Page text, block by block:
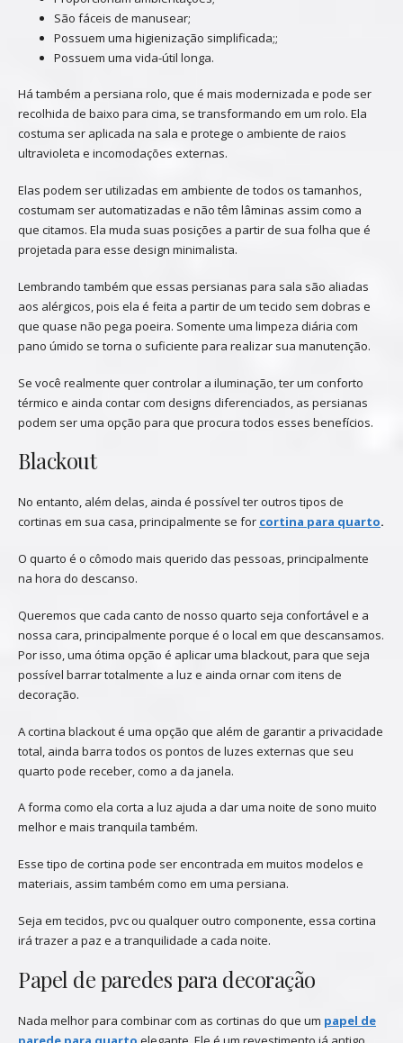
São fáceis de manusear;
Possuem uma higienização simplificada;;
Possuem uma vida-útil longa.
Há também a persiana rolo, que é mais modernizada e pode ser
recolhida de baixo para cima, se transformando em um rolo. Ela
costuma ser aplicada na sala e protege o ambiente de raios
ultravioleta e incomodações externas.
Elas podem ser utilizadas em ambiente de todos os tamanhos,
costumam ser automatizadas e não têm lâminas assim como a
que citamos. Ela muda suas posições a partir de sua folha que é
projetada para esse design minimalista.
Lembrando também que essas persianas para sala são aliadas
aos alérgicos, pois ela é feita a partir de um tecido sem dobras e
que quase não pega poeira. Somente uma limpeza diária com
pano úmido se torna o suficiente para realizar sua manutenção.
Se você realmente quer controlar a iluminação, ter um conforto
térmico e ainda contar com designs diferenciados, as persianas
podem ser uma opção para que procura todos esses benefícios.
Blackout
No entanto, além delas, ainda é possível ter outros tipos de
cortinas em sua casa, principalmente se for cortina para quarto.
O quarto é o cômodo mais querido das pessoas, principalmente
na hora do descanso.
Queremos que cada canto de nosso quarto seja confortável e a
nossa cara, principalmente porque é o local em que descansamos.
Por isso, uma ótima opção é aplicar uma blackout, para que seja
possível barrar totalmente a luz e ainda ornar com itens de
decoração.
A cortina blackout é uma opção que além de garantir a privacidade
total, ainda barra todos os pontos de luzes externas que seu
quarto pode receber, como a da janela.
A forma como ela corta a luz ajuda a dar uma noite de sono muito
melhor e mais tranquila também.
Esse tipo de cortina pode ser encontrada em muitos modelos e
materiais, assim também como em uma persiana.
Seja em tecidos, pvc ou qualquer outro componente, essa cortina
irá trazer a paz e a tranquilidade a cada noite.
Papel de paredes para decoração
Nada melhor para combinar com as cortinas do que um papel de